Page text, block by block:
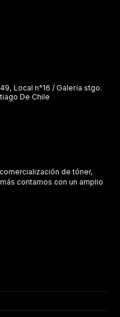
Local n°16 / Galería stgo.
De Chile
de tóner,
contamos con un amplio